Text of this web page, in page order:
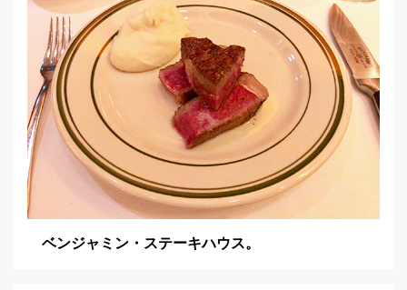
ベンジャミン・ステーキハウス。